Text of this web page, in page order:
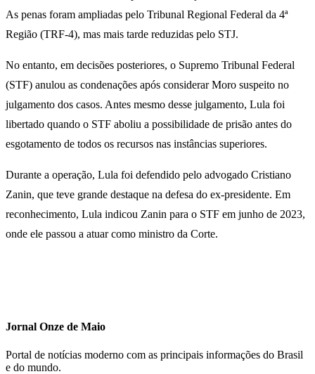
As penas foram ampliadas pelo Tribunal Regional Federal da 4ª
Região (TRF-4), mas mais tarde reduzidas pelo STJ.
No entanto, em decisões posteriores, o Supremo Tribunal Federal
(STF) anulou as condenações após considerar Moro suspeito no
julgamento dos casos. Antes mesmo desse julgamento, Lula foi
libertado quando o STF aboliu a possibilidade de prisão antes do
esgotamento de todos os recursos nas instâncias superiores.
Durante a operação, Lula foi defendido pelo advogado Cristiano
Zanin, que teve grande destaque na defesa do ex-presidente. Em
reconhecimento, Lula indicou Zanin para o STF em junho de 2023,
onde ele passou a atuar como ministro da Corte.
Jornal Onze de Maio
Portal de notícias moderno com as principais informações do Brasil
e do mundo.